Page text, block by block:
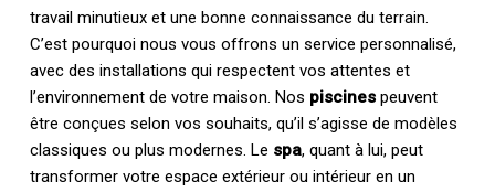
travail minutieux et une bonne connaissance du terrain.
C’est pourquoi nous vous offrons un service personnalisé,
avec des installations qui respectent vos attentes et
l’environnement de votre maison. Nos piscinespeuvent
être conçues selon vos souhaits, qu’il s’agisse de modèles
classiques ou plus modernes. Le spa, quant à lui, peut
transformer votre espace extérieur ou intérieur en un